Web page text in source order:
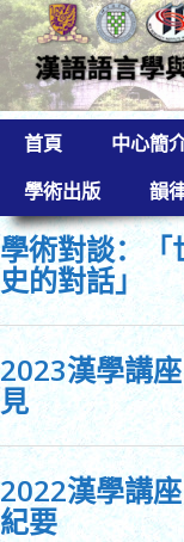
首頁 中心簡
學術出版
韻
學術對談：「
史的對話」
2023漢學講
見
2022漢學講
紀要